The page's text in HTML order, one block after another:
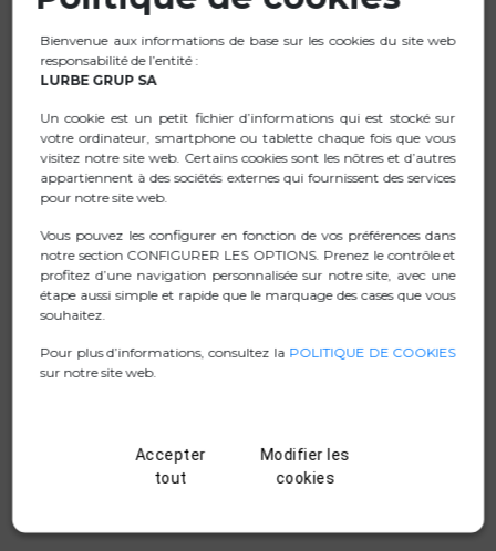
Amplifie le son, peut jumeler deux appareils
simultanément et augmenter la puissance sonore grâce
à sa technologie True Wireless.
Compatible avec la technologie Bluetooth : connectez
votre appareil via Bluetooth et écoutez votre musique
avec la meilleure qualité sonore.
Dispose d'un port d'entrée USB & TF pour connecter
Comprend une entrée AUX In pour Jack 3,5 mm.
Batterie rechargeable au lithium de 7,4V/2500mAh qui
peut jouer de la musique pendant 9 heures (à 50 % du
Contrôlez votre musique depuis le haut-parleur avec les
une charge pratique.
La portée du mobile pour la lecture de musique est
Bienvenue aux informations de base sur les cookies du site web
responsabilité de l’entité :
LURBE GRUP SA
Un cookie est un petit fichier d’informations qui est stocké sur
votre ordinateur, smartphone ou tablette chaque fois que vous
visitez notre site web. Certains cookies sont les nôtres et d’autres
appartiennent à des sociétés externes qui fournissent des services
pour notre site web.
Vous pouvez les configurer en fonction de vos préférences dans
notre section CONFIGURER LES OPTIONS. Prenez le contrôle et
profitez d’une navigation personnalisée sur notre site, avec une
étape aussi simple et rapide que le marquage des cases que vous
souhaitez.
Pour plus d’informations, consultez la POLITIQUE DE COOKIES
sur notre site web.
Accepter
tout
Modifier les
cookies